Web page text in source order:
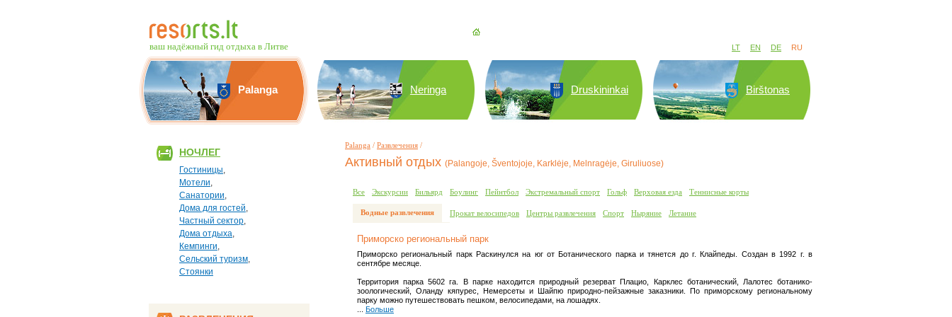
ваш надёжный гид отдыха в Литве LT EN DE RU
Palanga Neringa Druskininkai Birštonas
НОЧЛЕГ
Гостиницы,
Mотели,
Санатории,
Дома для гостей,
Частный сектор,
Дома отдыха,
Кемпинги,
Сельский туризм,
Стоянки
Palanga / Развлечения /
Активный отдых (Palangoje, Šventojoje, Karklėje, Melnragėje, Giruliuose)
Все Экскурсии Бильярд Боулинг Пейнтбол Экстремальный спорт Гольф Верховая езда Теннисные корты
Водные развлечения Прокат велосипедов Центры развлечения Спорт Ныряние Летание
Приморско региональный парк
Приморско региональный парк Раскинулся на юг от Ботанического парка и тянется до г. Клайпеды. Создан в 1992 г. в
сентябре месяце.
Территория парка 5602 га. В парке находится природный резерват Плацио, Карклес ботанический, Лалотес ботанико-
зоологический, Оланду кяпурес, Немерсеты и Шайпю природно-пейзажные заказники. По приморскому региональному
парку можно путешествовать пешком, велосипедами, на лошадях.
Больше